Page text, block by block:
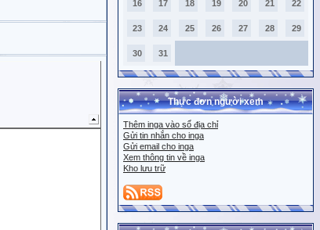
16 17 18 19 20 21 22
23 24 25 26 27 28 29
30 31
Thực đơn người xem
Thêm inga vào sổ địa chỉ
Gửi tin nhắn cho inga
Gửi email cho inga
Xem thông tin về inga
Kho lưu trữ